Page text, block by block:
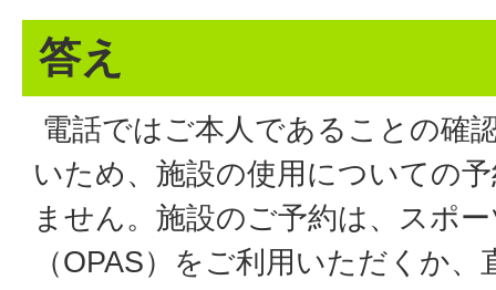
答え
電話ではご本人であることの確
いため、施設の使用についての
ません。施設のご予約は、スポ
（OPAS）をご利用いただくか